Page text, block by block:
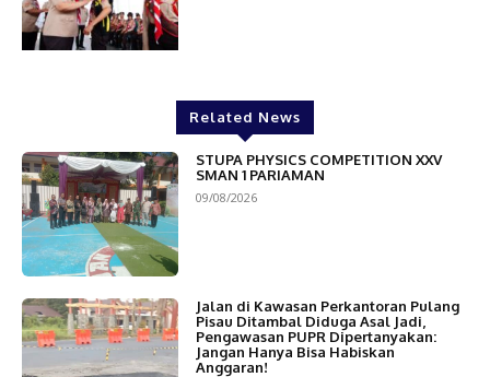
Related News
STUPA PHYSICS COMPETITION XXV
SMAN 1 PARIAMAN
09/08/2026
Jalan di Kawasan Perkantoran Pulang
Pisau Ditambal Diduga Asal Jadi,
Pengawasan PUPR Dipertanyakan:
Jangan Hanya Bisa Habiskan
Anggaran!